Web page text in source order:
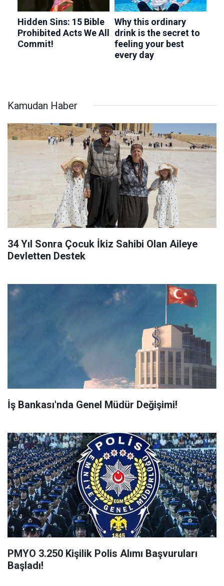
Kamudan Haber
34 Yıl Sonra Çocuk İkiz Sahibi Olan Aileye
Devletten Destek
İş Bankası'nda Genel Müdür Değişimi!
PMYO 3.250 Kişilik Polis Alımı Başvuruları
Başladı!